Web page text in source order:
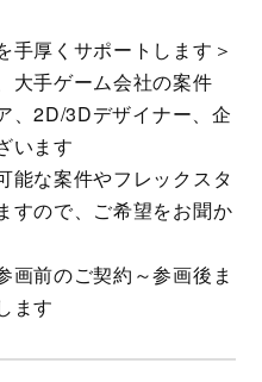
手厚くサポートします＞
大手ゲーム会社の案件
、2D/3Dデザイナー、企
います
能な案件やフレックスタ
すので、ご希望をお聞か
画前のご契約～参画後ま
ます